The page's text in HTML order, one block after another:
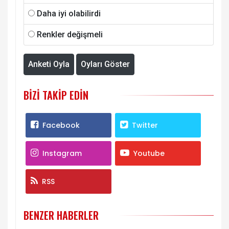
Daha iyi olabilirdi
Renkler değişmeli
Anketi Oyla Oyları Göster
BIZI TAKIP EDIN
Facebook Twitter
Instagram Youtube
RSS
BENZER HABERLER